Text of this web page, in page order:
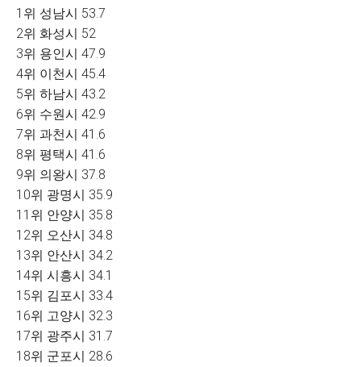
1위 성남시 53.7
2위 화성시 52
3위 용인시 47.9
4위 이천시 45.4
5위 하남시 43.2
6위 수원시 42.9
7위 과천시 41.6
8위 평택시 41.6
9위 의왕시 37.8
10위 광명시 35.9
11위 안양시 35.8
12위 오산시 34.8
13위 안산시 34.2
14위 시흥시 34.1
15위 김포시 33.4
16위 고양시 32.3
17위 광주시 31.7
18위 군포시 28.6